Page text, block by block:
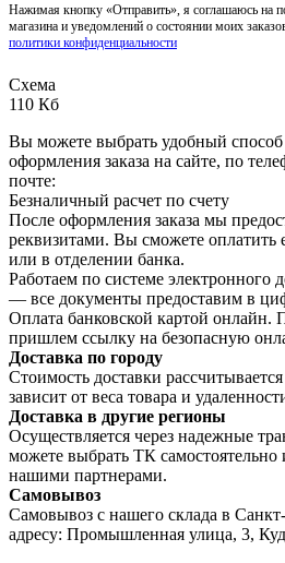
Нажимая кнопку «Отправить», я соглашаюсь на
магазина и уведомлений о состоянии моих
политики конфиденциальности
Схема
110 Кб
Вы можете выбрать удобный
оформления заказа на сайте, по
почте:
Безналичный расчет по счету
После оформления заказа мы
реквизитами. Вы сможете оплатить
или в отделении банка.
Работаем по системе
— все документы предоставим в
Оплата банковской картой
пришлем ссылку на безопасную
Доставка по городу
Стоимость доставки
зависит от веса товара и
Доставка в другие регионы
Осуществляется через надежные
можете выбрать ТК самостоятельно
нашими партнерами.
Самовывоз
Самовывоз с нашего склада в
адресу: Промышленная улица, 3,